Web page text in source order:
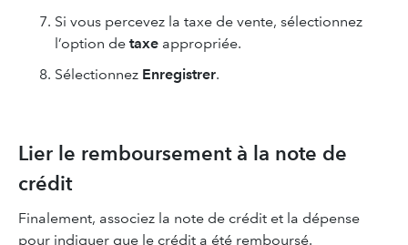
Si vous percevez la taxe de vente, sélectionnez
l’option de taxe appropriée.
Sélectionnez Enregistrer.
Lier le remboursement à la note de
crédit
Finalement, associez la note de crédit et la dépense
pour indiquer que le crédit a été remboursé.